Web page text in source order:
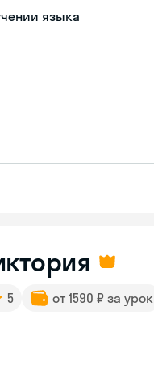
языка
5 от 1590 ₽ за урок